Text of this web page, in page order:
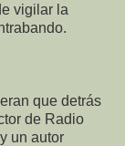
vigilar la
que detrás
de Radio
un autor